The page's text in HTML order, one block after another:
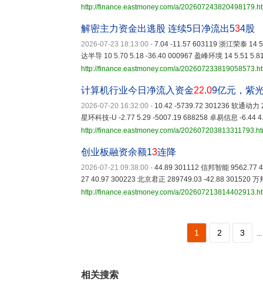
http://finance.eastmoney.com/a/
解密主力资金出逃股 连续5日净流出534股
2026-07-23 18:13:00 - 7.04 -11.57 603119 浙江荣泰 14
达半导 10 5.70 5.18 -36.40 000967 盈峰环境 14 5.51
http://finance.eastmoney.com/a/
计算机行业今日净流入资金22.09亿元，紫
2026-07-20 16:32:00 - 10.42 -5739.72 301236 软通动
星环科技-U -2.77 5.29 -5007.19 688258 卓易信息 -6.44
http://finance.eastmoney.com/a/
创业板融资余额13连降
2026-07-21 09:38:00 - 44.89 301112 信邦智能 9562.77
27 40.97 300223 北京君正 289749.03 -42.88 301520
http://finance.eastmoney.com/a/
1 2 3 ...
相关搜索